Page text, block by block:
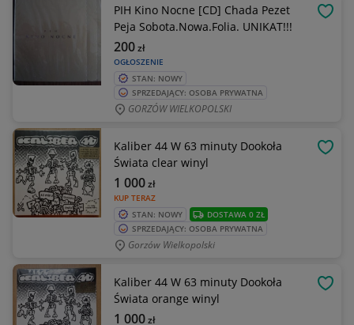
PIH Kino Nocne [CD] Chada Pezet
Peja Sobota.Nowa.Folia. UNIKAT!!!
OGŁOSZENIE
200zł
STAN: NOWY
SPRZEDAJĄCY: OSOBA PRYWATNA
GORZÓW WIELKOPOLSKI
Kaliber 44 W 63 minuty Dookoła
Świata clear winyl
KUP TERAZ
1 000zł
STAN: NOWY
DOSTAWA 0 ZŁ
SPRZEDAJĄCY: OSOBA PRYWATNA
Gorzów Wielkopolski
Kaliber 44 W 63 minuty Dookoła
Świata orange winyl
1 000zł